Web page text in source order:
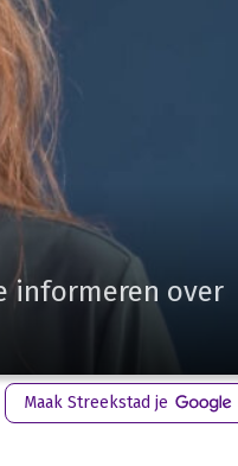
informeren over
Maak Streekstad je